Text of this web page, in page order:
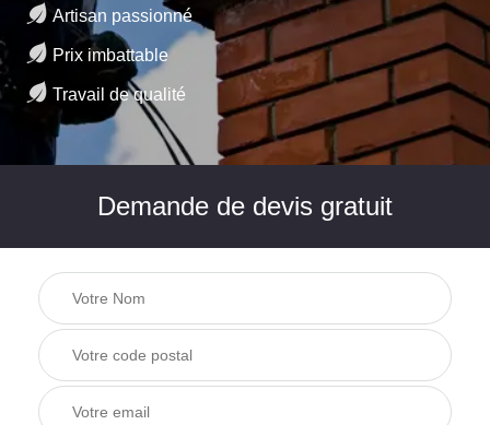
Artisan passionné
Prix imbattable
Travail de qualité
Demande de devis gratuit